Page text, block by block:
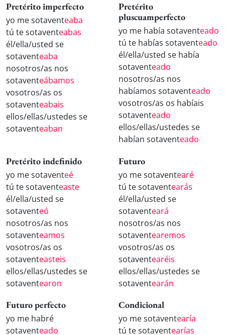
Pretérito imperfecto
yo me sotaventeaba
tú te sotaventeabas
él/ella/usted se
sotaventeaba
nosotros/as nos
sotaventeábamos
vosotros/as os
sotaventeabais
ellos/ellas/ustedes se
sotaventeaban
Pretérito
pluscuamperfecto
yo me había sotaventeado
tú te habías sotaventeado
él/ella/usted se había
sotaventeado
nosotros/as nos
habíamos sotaventeado
vosotros/as os habíais
sotaventeado
ellos/ellas/ustedes se
habían sotaventeado
Pretérito indefinido
yo me sotaventeé
tú te sotaventeaste
él/ella/usted se
sotaventeó
nosotros/as nos
sotaventeamos
vosotros/as os
sotaventeasteis
ellos/ellas/ustedes se
sotaventearon
Futuro
yo me sotaventearé
tú te sotaventearás
él/ella/usted se
sotaventeará
nosotros/as nos
sotaventearemos
vosotros/as os
sotaventearéis
ellos/ellas/ustedes se
sotaventearán
Futuro perfecto
yo me habré
sotaventeado
Condicional
yo me sotaventearía
tú te sotaventearías